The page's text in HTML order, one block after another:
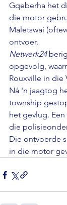
Gqeberha het
die motor
Maletswai
ontvoer.
Netwerk24
opgevolg,
Rouxville in die
Ná 'n jaagtog
township
het gevlug.
die
Die ontvoerde
in die motor